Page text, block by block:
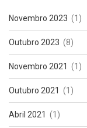
Novembro 2023 (1)
Outubro 2023 (8)
Novembro 2021 (1)
Outubro 2021 (1)
Abril 2021 (1)